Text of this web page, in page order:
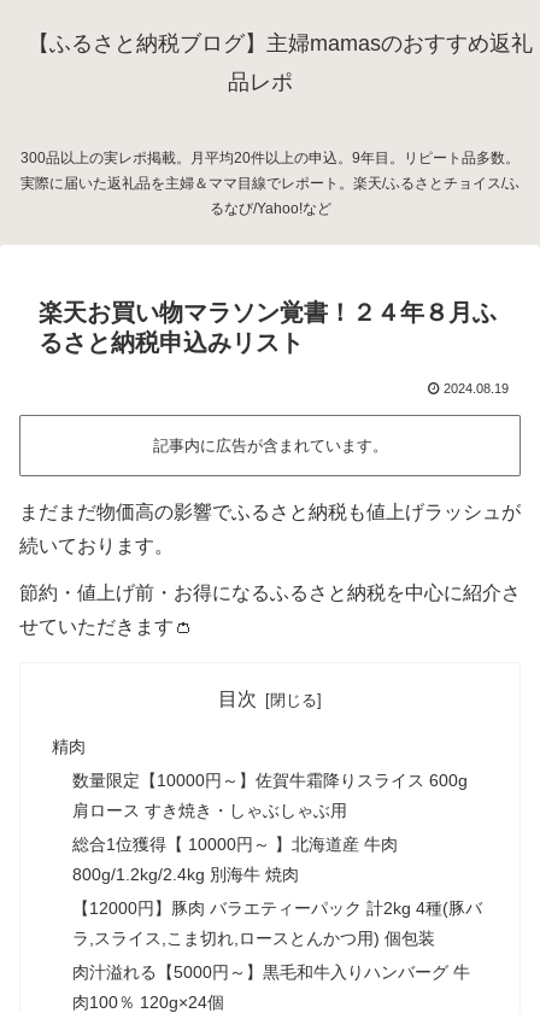
【ふるさと納税ブログ】主婦mamasのおすすめ返礼
品レポ
300品以上の実レポ掲載。月平均20件以上の申込。9年目。リピート品多数。
実際に届いた返礼品を主婦＆ママ目線でレポート。楽天/ふるさとチョイス/ふ
るなび/Yahoo!など
楽天お買い物マラソン覚書！２４年８月ふ
るさと納税申込みリスト
2024.08.19
記事内に広告が含まれています。
まだまだ物価高の影響でふるさと納税も値上げラッシュが
続いております。
節約・値上げ前・お得になるふるさと納税を中心に紹介さ
せていただきます👛
目次
精肉
数量限定【10000円～】佐賀牛霜降りスライス 600g
肩ロース すき焼き・しゃぶしゃぶ用
総合1位獲得【 10000円～ 】北海道産 牛肉
800g/1.2kg/2.4kg 別海牛 焼肉
【12000円】豚肉 バラエティーパック 計2kg 4種(豚バ
ラ,スライス,こま切れ,ロースとんかつ用) 個包装
肉汁溢れる【5000円～】黒毛和牛入りハンバーグ 牛
肉100％ 120g×24個